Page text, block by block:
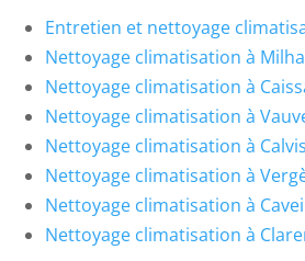
Entretien et nettoyage
Nettoyage climatisation à
Nettoyage climatisation à
Nettoyage climatisation à
Nettoyage climatisation à
Nettoyage climatisation à
Nettoyage climatisation à
Nettoyage climatisation à